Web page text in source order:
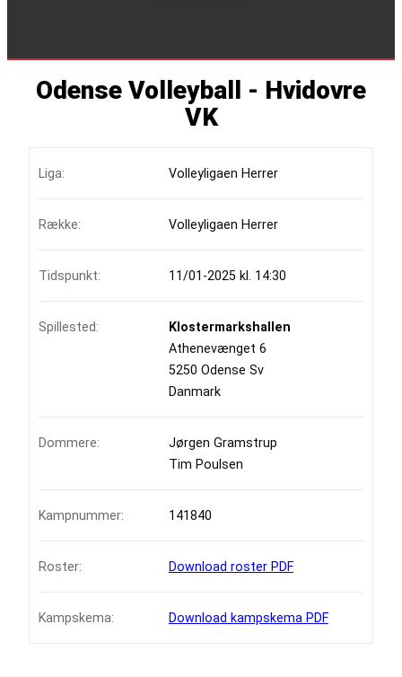
Odense Volleyball - Hvidovre
VK
Liga: Volleyligaen Herrer
Række: Volleyligaen Herrer
Tidspunkt: 11/01-2025 kl. 14:30
Spillested:
Klostermarkshallen
Athenevænget 6
5250 Odense Sv
Danmark
Dommere:
Jørgen Gramstrup
Tim Poulsen
Kampnummer: 141840
Roster: Download roster PDF
Kampskema: Download kampskema PDF